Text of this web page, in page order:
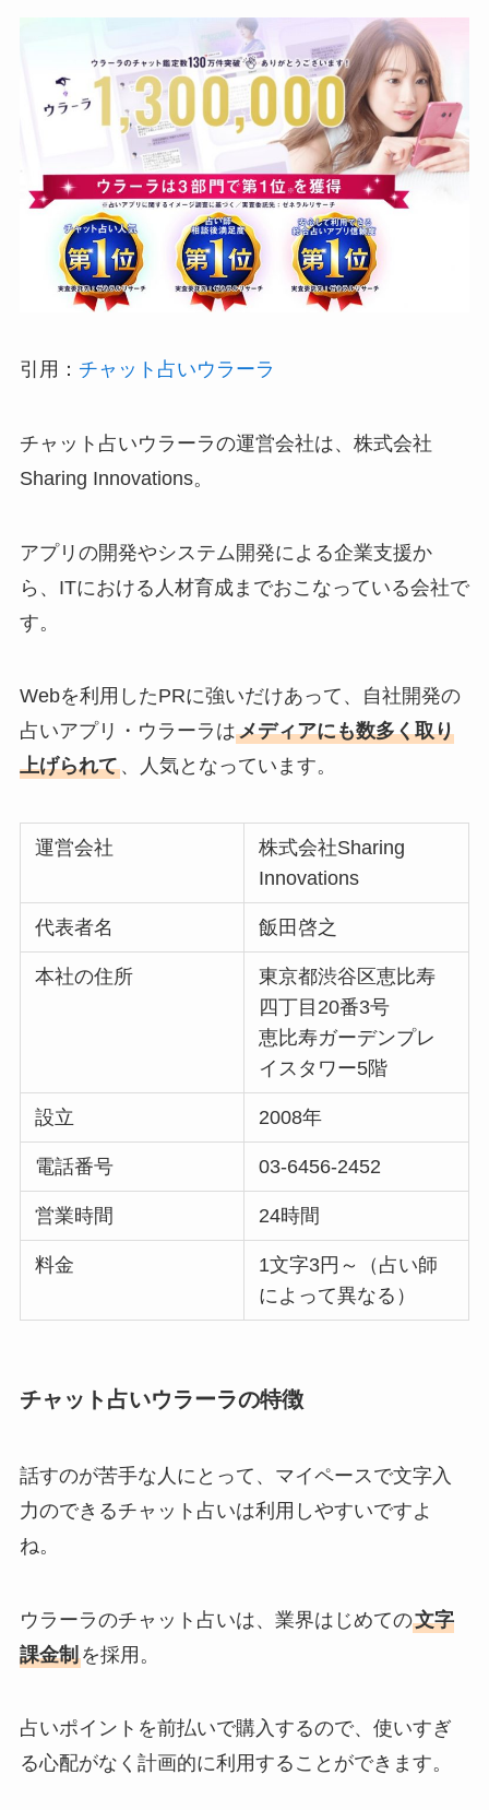
引用： チャット占いウラーラ
チャット占いウラーラの運営会社は、株式会社
Sharing Innovations。
アプリの開発やシステム開発による企業支援か
ら、ITにおける人材育成までおこなっている会社で
す。
Webを利用したPRに強いだけあって、自社開発の
占いアプリ・ウラーラはメディアにも数多く取り
上げられて、人気となっています。
運営会社
株式会社Sharing
Innovations
代表者名 飯田啓之
本社の住所
東京都渋谷区恵比寿
四丁目20番3号
恵比寿ガーデンプレ
イスタワー5階
設立 2008年
電話番号 03-6456-2452
営業時間 24時間
料金
1文字3円～（占い師
によって異なる）
チャット占いウラーラの特徴
話すのが苦手な人にとって、マイペースで文字入
力のできるチャット占いは利用しやすいですよ
ね。
ウラーラのチャット占いは、業界はじめての文字
課金制を採用。
占いポイントを前払いで購入するので、使いすぎ
る心配がなく計画的に利用することができます。